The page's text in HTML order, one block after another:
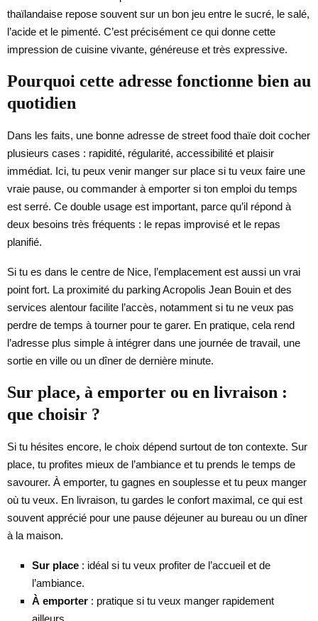
thaïlandaise repose souvent sur un bon jeu entre le sucré, le salé,
l’acide et le pimenté. C’est précisément ce qui donne cette
impression de cuisine vivante, généreuse et très expressive.
Pourquoi cette adresse fonctionne bien au
quotidien
Dans les faits, une bonne adresse de street food thaïe doit cocher
plusieurs cases : rapidité, régularité, accessibilité et plaisir
immédiat. Ici, tu peux venir manger sur place si tu veux faire une
vraie pause, ou commander à emporter si ton emploi du temps
est serré. Ce double usage est important, parce qu’il répond à
deux besoins très fréquents : le repas improvisé et le repas
planifié.
Si tu es dans le centre de Nice, l’emplacement est aussi un vrai
point fort. La proximité du parking Acropolis Jean Bouin et des
services alentour facilite l’accès, notamment si tu ne veux pas
perdre de temps à tourner pour te garer. En pratique, cela rend
l’adresse plus simple à intégrer dans une journée de travail, une
sortie en ville ou un dîner de dernière minute.
Sur place, à emporter ou en livraison :
que choisir ?
Si tu hésites encore, le choix dépend surtout de ton contexte. Sur
place, tu profites mieux de l’ambiance et tu prends le temps de
savourer. À emporter, tu gagnes en souplesse et tu peux manger
où tu veux. En livraison, tu gardes le confort maximal, ce qui est
souvent apprécié pour une pause déjeuner au bureau ou un dîner
à la maison.
Sur place : idéal si tu veux profiter de l’accueil et de
l’ambiance.
À emporter : pratique si tu veux manger rapidement
ailleurs.